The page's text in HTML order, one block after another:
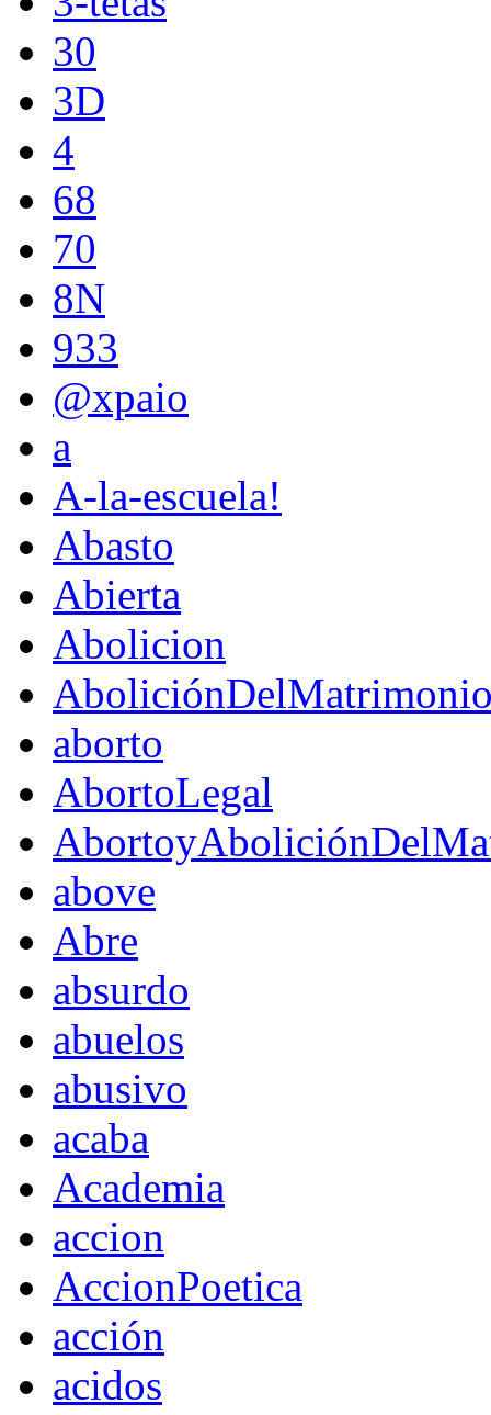
30
3D
4
68
70
8N
933
@xpaio
a
A-la-escuela!
Abasto
Abierta
Abolicion
aborto
AbortoLegal
above
Abre
absurdo
abuelos
abusivo
acaba
Academia
accion
AccionPoetica
acción
acidos